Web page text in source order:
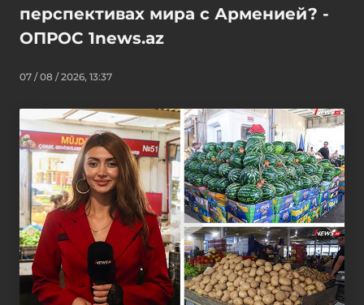
перспективах мира с Арменией? -
ОПРОС 1news.az
07 / 08 / 2026, 13:37